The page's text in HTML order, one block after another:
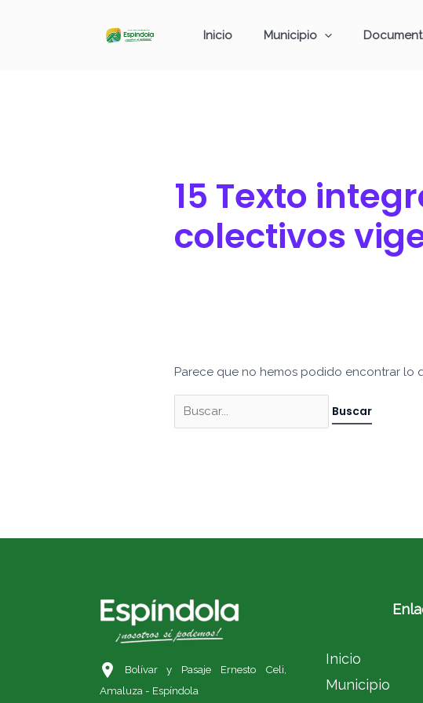
Inicio Municipio
15 Texto
colectivos
Parece que no hemos podido encontrar lo
Bolívar y Pasaje Ernesto Celi,
Amaluza - Espíndola
Inicio
Municipio